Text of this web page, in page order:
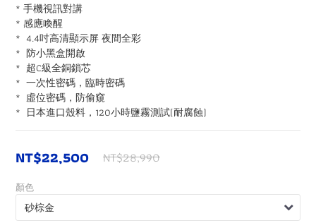
* 手機視訊對講
* 感應喚醒
*  4.4吋高清顯示屏 夜間全彩
*  防小黑盒開啟
*  超C級全銅鎖芯
*  一次性密碼，臨時密碼
*  虛位密碼，防偷窺
*  日本進口殼料，120小時鹽霧測試(耐腐蝕)
NT$22,500 NT$28,990
顏色